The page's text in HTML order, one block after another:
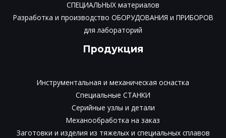
СПЕЦИАЛЬНЫХ материалов
Разработка и производство ОБОРУДОВАНИЯ и ПРИБОРОВ
для лабораторий
Продукция
Инструментальная и механическая оснастка
Специальные СТАНКИ
Серийные узлы и детали
Механообработка на заказ
Заготовки и изделия из тяжелых и специальных сплавов